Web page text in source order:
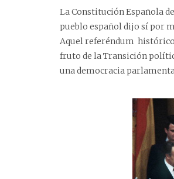
La Constitución Española
pueblo español dijo sí por
Aquel referéndum histórico
fruto de la Transición
una democracia